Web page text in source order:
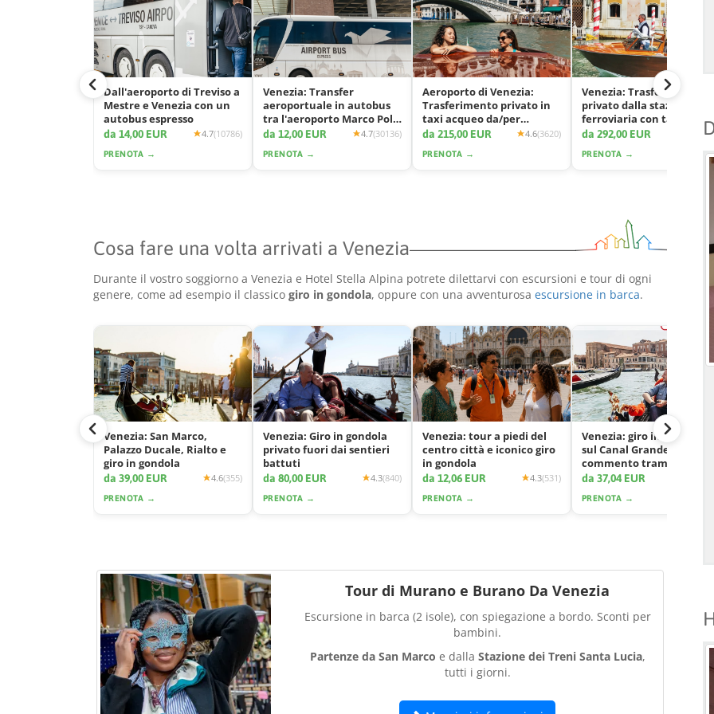
Dall'aeroporto di Treviso a
Mestre e Venezia con un
autobus espresso
da 14,00 EUR 4.7(10786)
PRENOTA →
Venezia: Transfer
aeroportuale in autobus
tra l'aeroporto Marco Polo
e la città
da 12,00 EUR 4.7(30136)
PRENOTA →
Aeroporto di Venezia:
Trasferimento privato in
taxi acqueo da/per
Venezia
da 215,00 EUR 4.6(3620)
PRENOTA →
Venezia: Trasferimento
privato dalla stazione
ferroviaria con taxi
acqueo
da 292,00 EUR
PRENOTA →
Cosa fare una volta arrivati a Venezia
Durante il vostro soggiorno a Venezia e Hotel Stella Alpina potrete dilettarvi con escursioni e tour di ogni
genere, come ad esempio il classico giro in gondola, oppure con una avventurosa escursione in barca.
Venezia: San Marco,
Palazzo Ducale, Rialto e
giro in gondola
da 39,00 EUR 4.6(355)
PRENOTA →
Venezia: Giro in gondola
privato fuori dai sentieri
battuti
da 80,00 EUR 4.3(840)
PRENOTA →
Venezia: tour a piedi del
centro città e iconico giro
in gondola
da 12,06 EUR 4.3(531)
PRENOTA →
Venezia: giro in gondola
sul Canal Grande con
commento tramite app
da 37,04 EUR
PRENOTA →
Tour di Murano e Burano Da Venezia
Escursione in barca (2 isole), con spiegazione a bordo. Sconti per
bambini.
Partenze da San Marco e dalla Stazione dei Treni Santa Lucia,
tutti i giorni.